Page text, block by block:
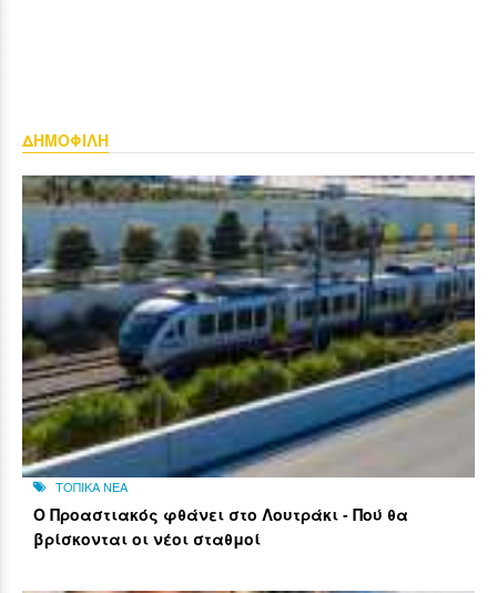
ΔΗΜΟΦΙΛΗ
ΤΟΠΙΚΑ ΝΕΑ
Ο Προαστιακός φθάνει στο Λουτράκι - Πού θα
βρίσκονται οι νέοι σταθμοί